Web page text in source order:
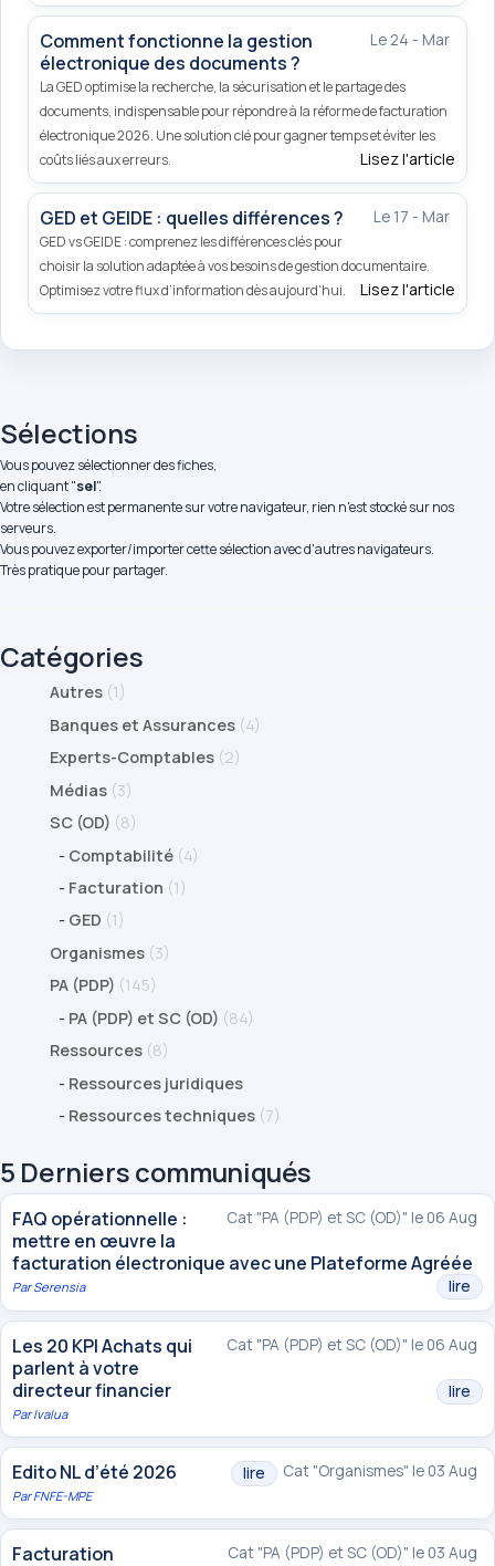
Le 24 - Mar
Comment fonctionne la gestion
électronique des documents ?
La GED optimise la recherche, la sécurisation et le partage des
documents, indispensable pour répondre à la réforme de facturation
électronique 2026. Une solution clé pour gagner temps et éviter les
coûts liés aux erreurs.
Lisez l'article
Le 17 - Mar
GED et GEIDE : quelles différences ?
GED vs GEIDE : comprenez les différences clés pour
choisir la solution adaptée à vos besoins de gestion documentaire.
Optimisez votre flux d’information dès aujourd’hui.
Lisez l'article
Sélections
Vous pouvez sélectionner des fiches,
en cliquant "sel".
Votre sélection est permanente sur votre navigateur, rien n'est stocké sur nos
serveurs.
Vous pouvez exporter/importer cette sélection avec d'autres navigateurs.
Très pratique pour partager.
Catégories
Autres (1)
Banques et Assurances (4)
Experts-Comptables (2)
Médias (3)
SC (OD) (8)
- Comptabilité (4)
- Facturation (1)
- GED (1)
Organismes (3)
PA (PDP) (145)
- PA (PDP) et SC (OD) (84)
Ressources (8)
- Ressources juridiques
- Ressources techniques (7)
5 Derniers communiqués
Cat "PA (PDP) et SC (OD)" le 06 Aug
FAQ opérationnelle :
mettre en œuvre la
facturation électronique avec une Plateforme Agréée
lire
ParSerensia
Cat "PA (PDP) et SC (OD)" le 06 Aug
Les 20 KPI Achats qui
parlent à votre
directeur financier
lire
ParIvalua
Cat "Organismes" le 03 Aug
Edito NL d’été 2026 lire
ParFNFE-MPE
Cat "PA (PDP) et SC (OD)" le 03 Aug
Facturation